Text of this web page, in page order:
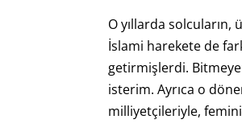
O yıllarda
İslami harekete de
getirmişlerdi.
isterim. Ayrıca o
milliyetçileriyle,